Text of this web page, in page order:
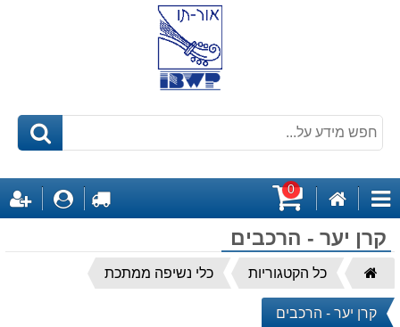
קטגוריותהביתעגלת
קניות
0 לקופה
קרן יער - הרכבים
דף
הבית
כל הקטגוריות כלי נשיפה ממתכת
קרן יער - הרכבים